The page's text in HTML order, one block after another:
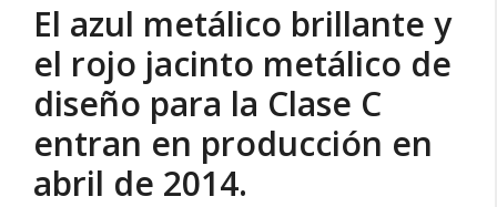
El azul metálico brillante y
el rojo jacinto metálico de
diseño para la Clase C
entran en producción en
abril de 2014.